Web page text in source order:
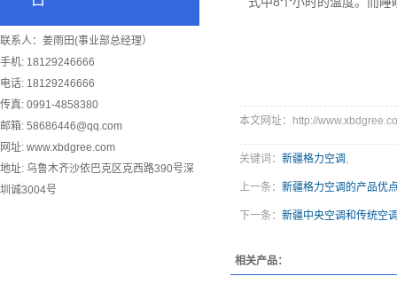
联系人：姜雨田(事业部总经理）
手机: 18129246666
电话: 18129246666
传真: 0991-4858380
邮箱: 58686446@qq.com
网址: www.xbdgree.com
地址: 乌鲁木齐沙依巴克区克西路390号深
圳诚3004号
本文网址：http://
关键词： 新疆格力空调 ,
上一条： 新疆格力空调的产品优
下一条： 新疆中央空调和传统空
相关产品：